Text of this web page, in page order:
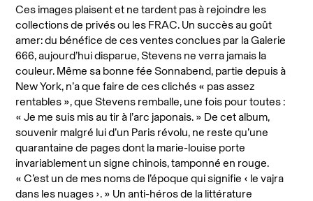
Ces images plaisent et ne tardent pas à rejoindre les
collections de privés ou les FRAC. Un succès au goût
amer: du bénéfice de ces ventes conclues par la Galerie
666, aujourd’hui disparue, Stevens ne verra jamais la
couleur. Même sa bonne fée Sonnabend, partie depuis à
New York, n’a que faire de ces clichés « pas assez
rentables », que Stevens remballe, une fois pour toutes :
« Je me suis mis au tir à l’arc japonais. » De cet album,
souvenir malgré lui d’un Paris révolu, ne reste qu’une
quarantaine de pages dont la marie-louise porte
invariablement un signe chinois, tamponné en rouge.
« C’est un de mes noms de l’époque qui signifie ‹ le vajra
dans les nuages ›. » Un anti-héros de la littérature